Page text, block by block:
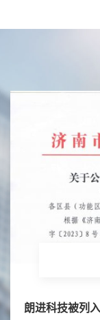
朗进科技被列